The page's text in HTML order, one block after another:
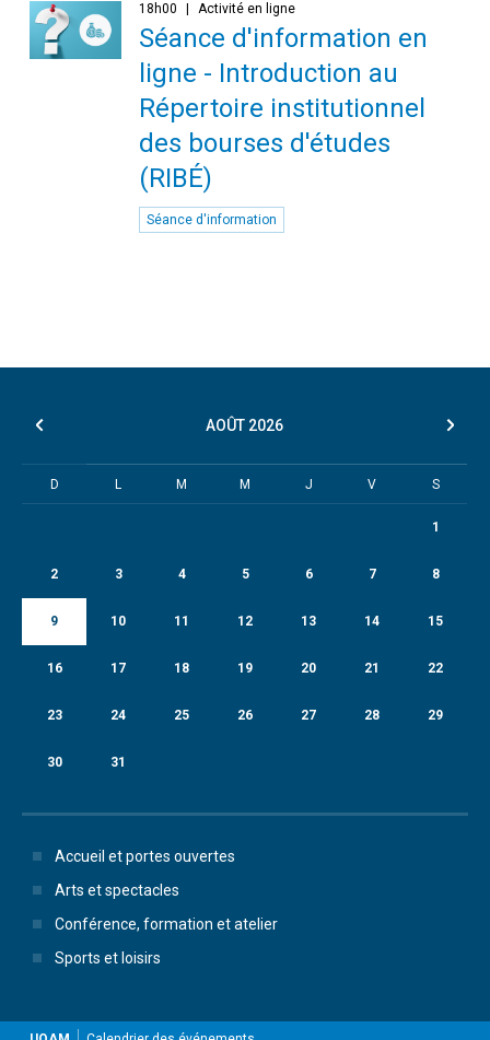
18h00 Activité en ligne
Séance d'information en
ligne - Introduction au
Répertoire institutionnel
des bourses d'études
(RIBÉ)
Séance d'information
AOÛT 2026
D L M M J V S
1
2 3 4 5 6 7 8
9 10 11 12 13 14 15
16 17 18 19 20 21 22
23 24 25 26 27 28 29
30 31
Accueil et portes ouvertes
Arts et spectacles
Conférence, formation et atelier
Sports et loisirs